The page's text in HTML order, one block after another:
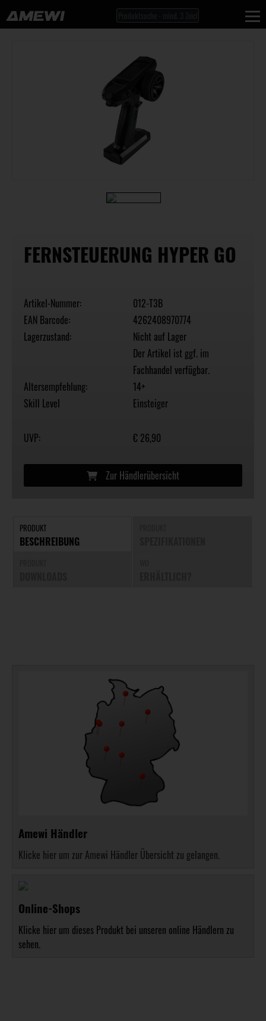
FERNSTEUERUNG HYPER GO
Artikel-Nummer:
012-T3B
EAN Barcode:
4262408970774
Lagerzustand:
Nicht auf Lager
Der Artikel ist ggf. im
Fachhandel verfügbar.
Altersempfehlung:
14+
Skill Level
Einsteiger
UVP: € 26,90
Zur Händlerübersicht
PRODUKT
BESCHREIBUNG
Amewi Händler
Klicke hier um zur Amewi Händler Übersicht zu gelangen.
Online-Shops
Klicke hier um dieses Produkt bei unseren online Händlern zu
sehen.